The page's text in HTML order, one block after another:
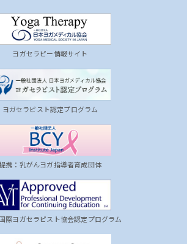
ヨガセラピー情報サイト
ヨガセラピスト認定プログラム
携：乳がんヨガ指導者育成団体
際ヨガセラピスト協会認定プログラム